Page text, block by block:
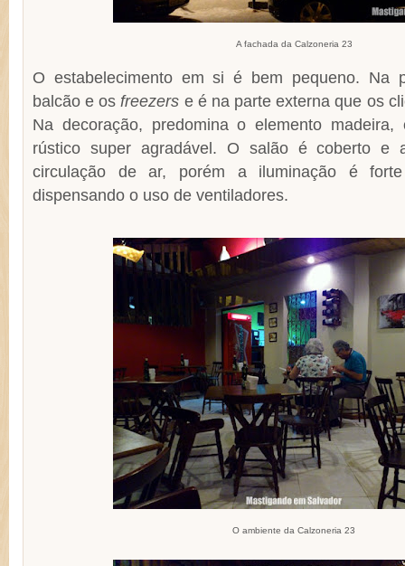
A fachada da Calzoneria 23
O estabelecimento em si é bem pequeno. Na
balcão e os freezers e é na parte externa que os
Na decoração, predomina o elemento madeira,
rústico super agradável. O salão é coberto e
circulação de ar, porém a iluminação é
dispensando o uso de ventiladores.
O ambiente da Calzoneria 23